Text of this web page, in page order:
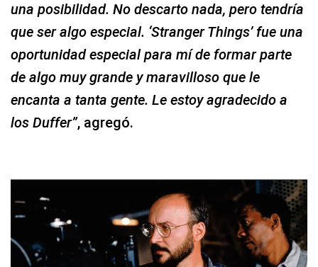
una posibilidad. No descarto nada, pero tendría
que ser algo especial. ‘Stranger Things’ fue una
oportunidad especial para mí de formar parte
de algo muy grande y maravilloso que le
encanta a tanta gente. Le estoy agradecido a
los Duffer”, agregó.